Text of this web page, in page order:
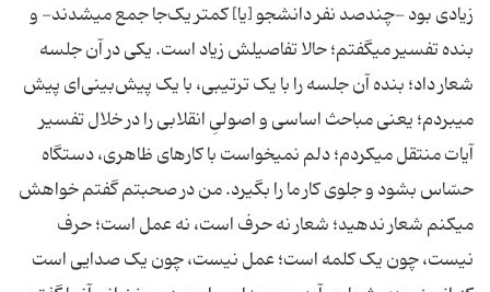
زیادی بود -چندصد نفر دانشجو [یا] کمتر یک‌جا جمع میشدند- و
بنده تفسیر میگفتم؛ حالا تفاصیلش زیاد است. یکی در آن جلسه
شعار داد؛ بنده آن جلسه را با یک ترتیبی، با یک پیش‌بینی‌ای پیش
میبردم؛ یعنی مباحث اساسی و اصولیِ انقلابی را در خلال تفسیر
آیات منتقل میکردم؛ دلم نمیخواست با کارهای ظاهری، دستگاه
حسّاس بشود و جلوی کار ما را بگیرد. من در صحبتم گفتم خواهش
میکنم شعار ندهید؛ شعار نه حرف است، نه عمل است؛ حرف
نیست، چون یک کلمه است؛ عمل نیست، چون یک صدایی است